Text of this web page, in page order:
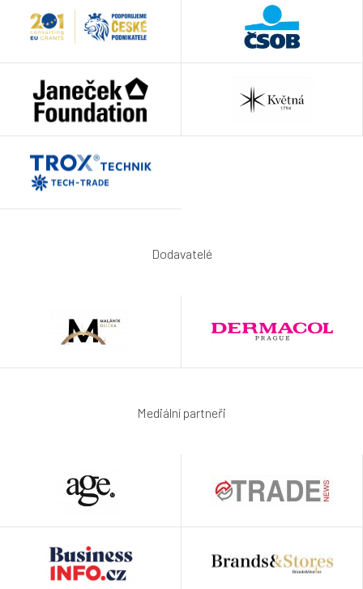
Dodavatelé
Mediální partneři